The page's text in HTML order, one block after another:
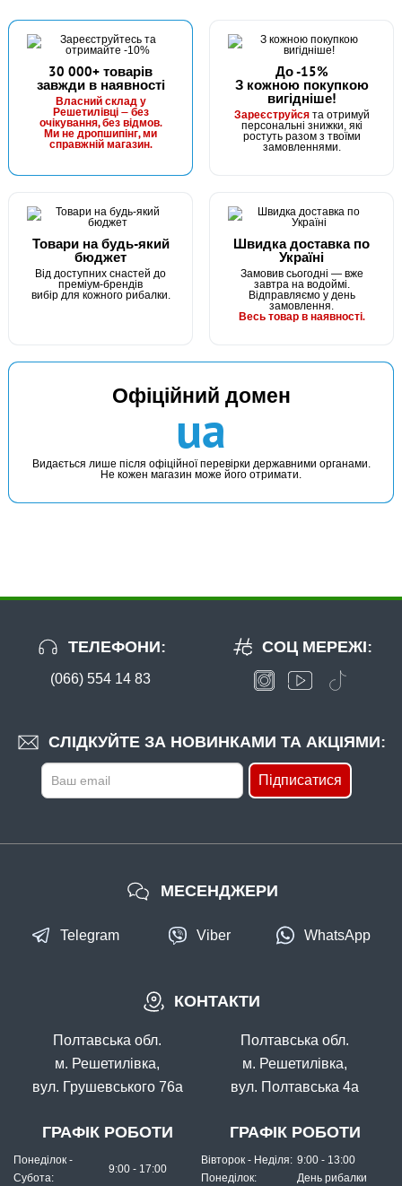
30 000+ товарів
завжди в наявності
Власний склад у
Решетилівці — без
очікування, без відмов.
Ми не дропшипінг, ми
справжній магазин.
До -15%
З кожною покупкою
вигідніше!
Зареєструйсята отримуй
персональні знижки, які
ростуть разом з твоїми
замовленнями.
Товари на будь-який
бюджет
Від доступних снастей до
преміум-брендів
вибір для кожного рибалки.
Швидка доставка по
Україні
Замовив сьогодні — вже
завтра на водоймі.
Відправляємо у день
замовлення.
Весь товар в наявності.
Офіційний домен
ua
Видається лише після офіційної перевірки державними органами.
Не кожен магазин може його отримати.
ТЕЛЕФОНИ:
(066) 554 14 83
СЛІДКУЙТЕ ЗА НОВИНКАМИ ТА АКЦІЯМИ:
Підписатися
СОЦ МЕРЕЖІ:
КОНТАКТИ
Полтавська обл.
м. Решетилівка,
вул. Грушевського 76а
ГРАФІК РОБОТИ
Понеділок -
Субота:
9:00 - 17:00
Полтавська обл.
м. Решетилівка,
вул. Полтавська 4а
ГРАФІК РОБОТИ
Вівторок - Неділя: 9:00 - 13:00
Понеділок:
День рибалки
МЕСЕНДЖЕРИ
Telegram Viber WhatsApp